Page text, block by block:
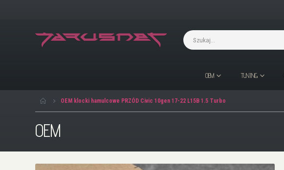
OEM TUNING
OEM klocki hamulcowe PRZÓD Civic 10gen 17-22 L15B 1.5 Turbo
OEM